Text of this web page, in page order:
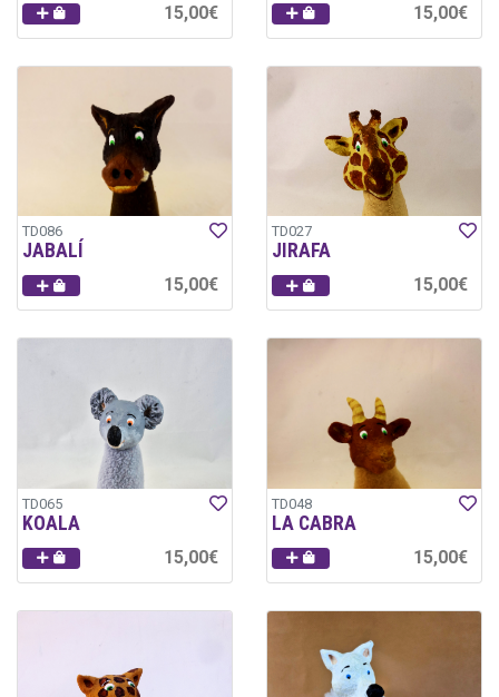
15,00€ 15,00€
TD086
JABALÍ
15,00€
TD027
JIRAFA
15,00€
TD065
KOALA
15,00€
TD048
LA CABRA
15,00€